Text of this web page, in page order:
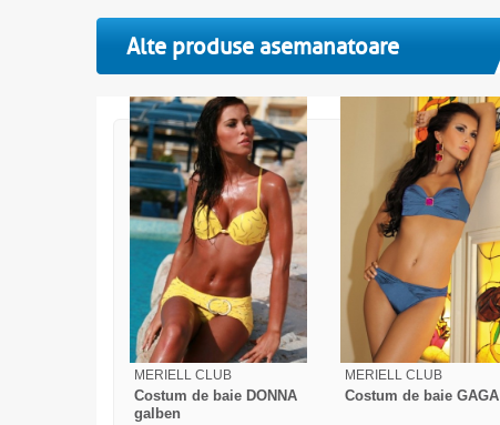
Alte produse asemanatoare
MERIELL CLUB
Costum de baie DONNA
galben
MERIELL CLUB
Costum de baie GAGA